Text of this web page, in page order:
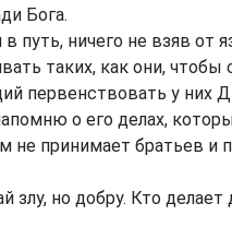
Бога.
ничего не взяв от
таких, как они, чтобы
первенствовать у них
о его делах,
не принимает братьев и
злу, но добру. Кто